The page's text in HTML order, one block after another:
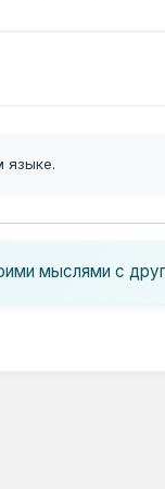
языке.
мыслями с